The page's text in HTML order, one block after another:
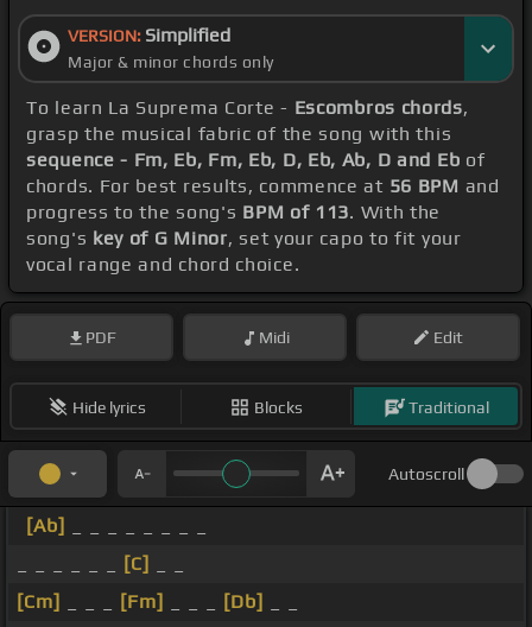
VERSION: Simplified
Major & minor chords only
To learn La Suprema Corte - Escombros chords,
grasp the musical fabric of the song with this
sequence - Fm, Eb, Fm, Eb, D, Eb, Ab, D and Eb of
chords. For best results, commence at 56 BPM and
progress to the song's BPM of 113. With the
song's key of G Minor, set your capo to fit your
vocal range and chord choice.
PDF Midi Edit
Hide lyrics Blocks Traditional
Autoscroll
[Ab]
[C]
[Cm]
[Fm] [Db]